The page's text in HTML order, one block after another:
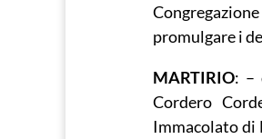
promulgare i
MARTIRIO: –
Cordero
Immacolato di